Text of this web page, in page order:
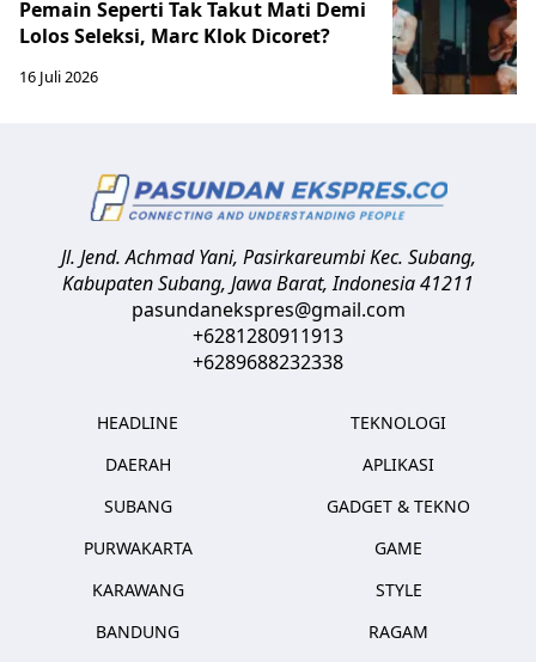
Pemain Seperti Tak Takut Mati Demi
Lolos Seleksi, Marc Klok Dicoret?
16 Juli 2026
Jl. Jend. Achmad Yani, Pasirkareumbi Kec. Subang,
Kabupaten Subang, Jawa Barat,Indonesia41211
pasundanekspres@gmail.com
+6281280911913
+6289688232338
HEADLINE
DAERAH
SUBANG
PURWAKARTA
KARAWANG
BANDUNG
TEKNOLOGI
APLIKASI
GADGET & TEKNO
GAME
STYLE
RAGAM